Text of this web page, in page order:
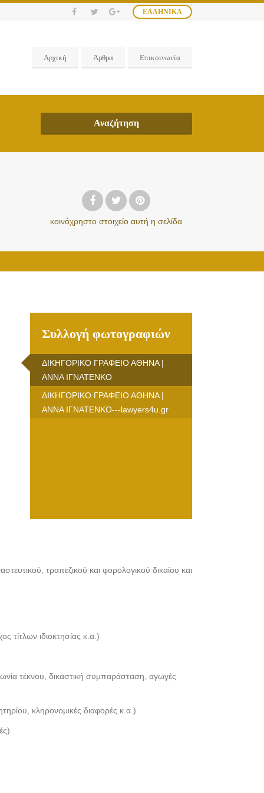
ΕΛΛΗΝΙΚΆ
Αρχική Άρθρα Επικοινωνία
Αναζήτηση
κοινόχρηστο στοιχείο αυτή η σελίδα
Συλλογή φωτογραφιών
ΔΙΚΗΓΟΡΙΚΟ ΓΡΑΦΕΙΟ ΑΘΗΝΑ |
ΑΝΝΑ ΙΓΝΑΤΕΝΚΟ
ΔΙΚΗΓΟΡΙΚΟ ΓΡΑΦΕΙΟ ΑΘΗΝΑ |
ΑΝΝΑ ΙΓΝΑΤΕΝΚΟ---lawyers4u.gr
τραπεζικού και φορολογικού δικαίου και
τίτλων ιδιοκτησίας κ.α.)
τέκνου, δικαστική συμπαράσταση, αγωγές
κληρονομικές διαφορές κ.α.)